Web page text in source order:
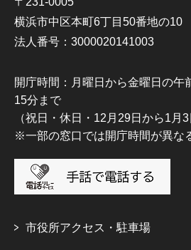
横浜市中区本町6丁目50番地の10
法人番号：3000020141003
開庁時間：月曜日から金曜日の午
15分まで
（祝日・休日・12月29日から1月3
※一部の窓口では開庁時間が異な
市役所アクセス・駐車場